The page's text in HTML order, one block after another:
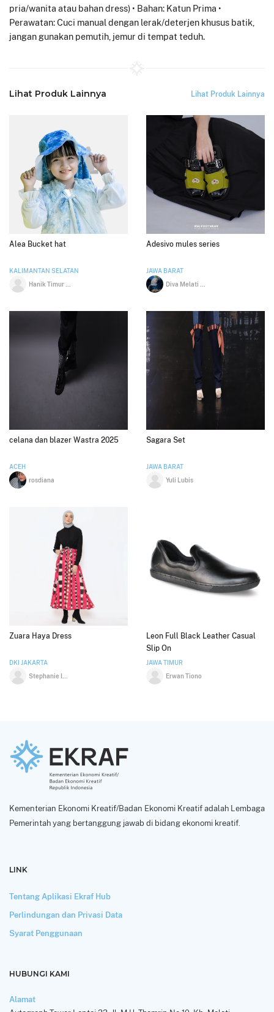
pria/wanita atau bahan dress) • Bahan: Katun Prima •
Perawatan: Cuci manual dengan lerak/deterjen khusus batik,
jangan gunakan pemutih, jemur di tempat teduh.
Lihat Produk Lainnya Lihat Produk Lainnya
Alea Bucket hat
KALIMANTAN SELATAN
Adesivo mules series
JAWA BARAT
celana dan blazer Wastra 2025
ACEH
rosdiana
Sagara Set
JAWA BARAT
Yuli Lubis
Zuara Haya Dress
DKI JAKARTA
Leon Full Black Leather Casual
Slip On
JAWA TIMUR
Erwan Tiono
Kementerian Ekonomi Kreatif/Badan Ekonomi Kreatif adalah Lembaga
Pemerintah yang bertanggung jawab di bidang ekonomi kreatif.
LINK
Tentang Aplikasi Ekraf Hub
Perlindungan dan Privasi Data
Syarat Penggunaan
HUBUNGI KAMI
Alamat